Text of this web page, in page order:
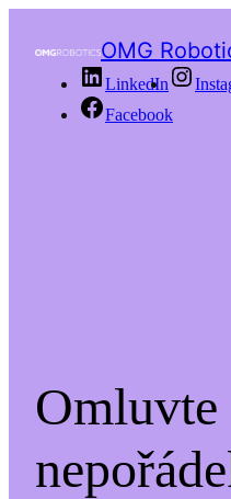
OMG
LinkedIn
Facebook
Omluvte